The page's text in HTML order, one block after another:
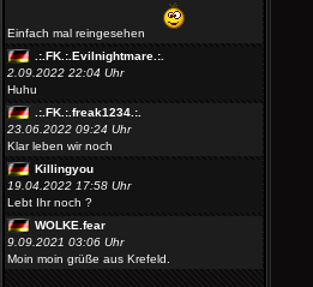
Einfach mal reingesehen
.:.FK.:.Evilnightmare.:.
2.09.2022 22:04 Uhr
Huhu
.:.FK.:.freak1234.:.
23.06.2022 09:24 Uhr
Klar leben wir noch
Killingyou
19.04.2022 17:58 Uhr
Lebt Ihr noch ?
WOLKE.fear
9.09.2021 03:06 Uhr
Moin moin grüße aus Krefeld.